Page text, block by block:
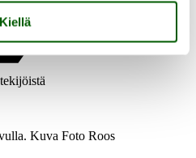
Kiellä
Kuva Foto Roos